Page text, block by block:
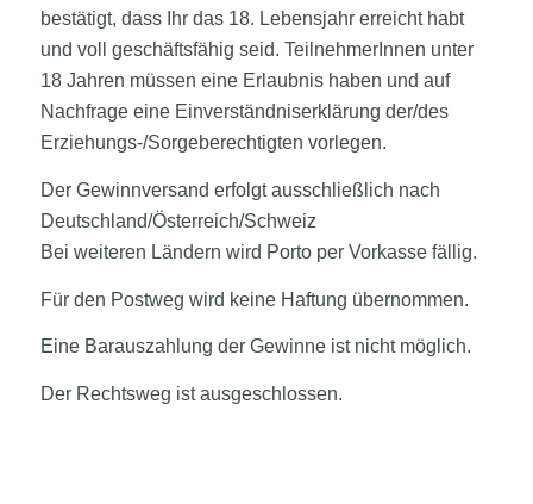
bestätigt, dass Ihr das 18. Lebensjahr erreicht habt
und voll geschäftsfähig seid. TeilnehmerInnen unter
18 Jahren müssen eine Erlaubnis haben und auf
Nachfrage eine Einverständniserklärung der/des
Erziehungs-/Sorgeberechtigten vorlegen.
Der Gewinnversand erfolgt ausschließlich nach
Deutschland/Österreich/Schweiz
Bei weiteren Ländern wird Porto per Vorkasse fällig.
Für den Postweg wird keine Haftung übernommen.
Eine Barauszahlung der Gewinne ist nicht möglich.
Der Rechtsweg ist ausgeschlossen.